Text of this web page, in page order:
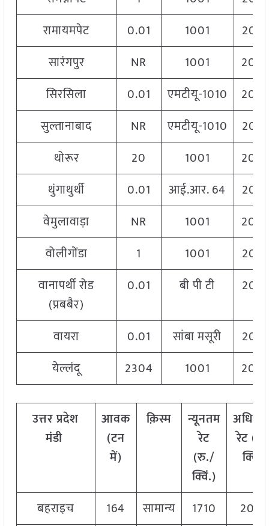
रामायमपेट
0.01 1001
सारंगपुर
NR 1001
सिरसिला
0.01 एमटीयू-1010
सुल्तानाबाद
NR एमटीयू-1010
थोरूर
20 1001
थुंगाथुर्थी
0.01 आई.आर. 64
वेमुलावाड़ा
NR 1001
वोलीगोंडा
1 1001
वानापर्थी रोड
(प्रबबैर)
0.01 बी पी टी
वायरा 0.01 सांबा मसूरी
येल्लंदू
2304 1001
उत्तरप्रदेश
मंडी
आवक
(टन
में)
क़िस्म
न्यूनतम
रेट
(रु./
क्विं.)
रेट
क्विं.)
बहराइच 164 सामान्य 1710
2040